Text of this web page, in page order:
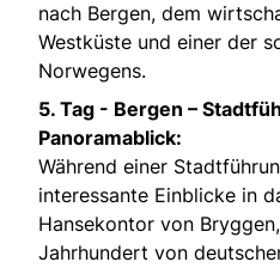
nach Bergen, dem
Westküste und einer der
Norwegens.
5. Tag - Bergen –
Panoramablick:
Während einer
interessante Einblicke in
Hansekontor von
Jahrhundert von